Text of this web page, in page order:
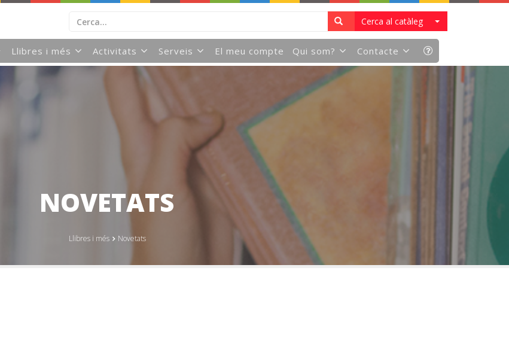
Cerca al catàleg
Llibres i més Activitats Serveis El meu compte Qui som? Contacte
NOVETATS
Llibres i més Novetats